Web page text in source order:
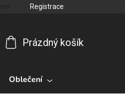
Registrace
košík
Prázdný košík
Oblečení